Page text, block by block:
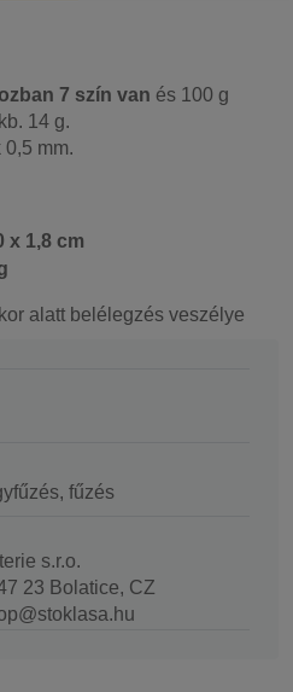
7 szín van és 100 g
14 g.
0,5 mm.
x 1,8 cm
alatt belélegzés veszélye
fűzés
s.r.o.
23 Bolatice, CZ